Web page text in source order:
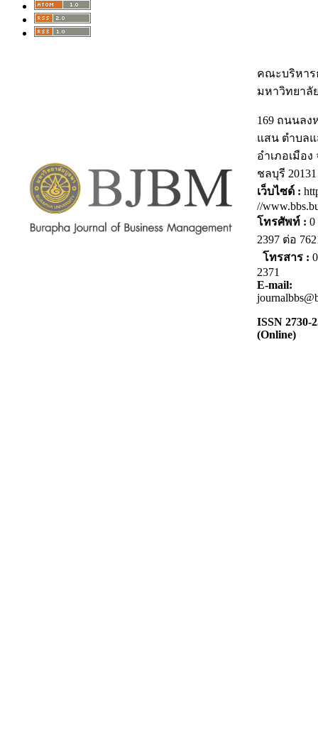
คณะบริหาร
มหาวิทยาลั
169 ถนนลง
แสน ตำบล
อำเภอเมือง
ชลบุรี 20131
เว็บไซด์ :
//
โทรศัพท์ : 0
2397 ต่อ
โทรสาร :
2371
E-mail:
ISSN 2730-
(Online)